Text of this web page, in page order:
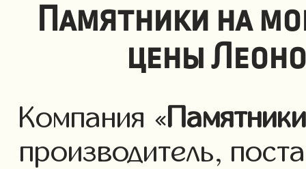
Памятники на
цены
Компания «Памятники
производитель,